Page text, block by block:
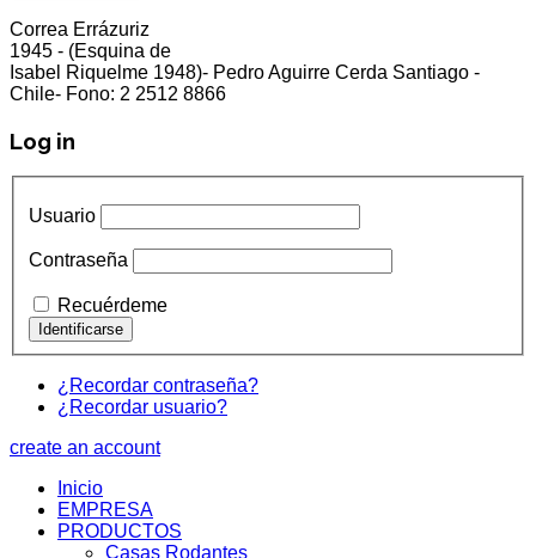
Correa Errázuriz
1945 - (Esquina de
Isabel Riquelme 1948)- Pedro Aguirre Cerda Santiago -
Chile- Fono: 2 2512 8866
Log in
Usuario
Contraseña
Recuérdeme
¿Recordar contraseña?
¿Recordar usuario?
create an account
Inicio
EMPRESA
PRODUCTOS
Casas Rodantes